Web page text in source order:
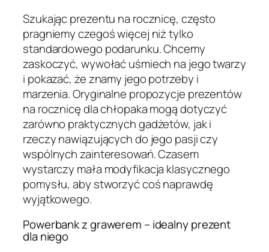
Szukając prezentu na rocznicę, często
pragniemy czegoś więcej niż tylko
standardowego podarunku. Chcemy
zaskoczyć, wywołać uśmiech na jego twarzy
i pokazać, że znamy jego potrzeby i
marzenia. Oryginalne propozycje prezentów
na rocznicę dla chłopaka mogą dotyczyć
zarówno praktycznych gadżetów, jak i
rzeczy nawiązujących do jego pasji czy
wspólnych zainteresowań. Czasem
wystarczy mała modyfikacja klasycznego
pomysłu, aby stworzyć coś naprawdę
wyjątkowego.
Powerbank z grawerem – idealny prezent
dla niego